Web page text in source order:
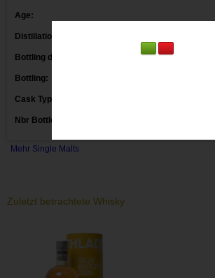
Age:
Distillation date:
Bottling date: 2016 03/08/2016
Bottling:
Cask Type:
Nbr Bottles:
Mehr Single Malts
Zuletzt betrachtete Whisky